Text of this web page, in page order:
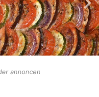
annoncen